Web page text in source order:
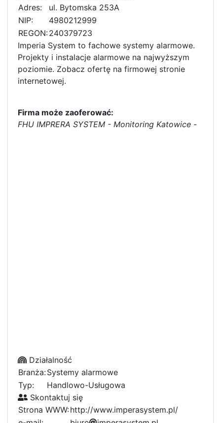
Adres:
ul. Bytomska 253A
NIP:
4980212999
REGON:240379723
Imperia System to fachowe systemy alarmowe.
Projekty i instalacje alarmowe na najwyższym
poziomie. Zobacz ofertę na firmowej stronie
internetowej.
Firma może zaoferować:
FHU IMPRERA SYSTEM - Monitoring Katowice -
Działalność
Branża:Systemy alarmowe
Typ:
Handlowo-Usługowa
Skontaktuj się
Strona WWW:http://www.imperasystem.pl/